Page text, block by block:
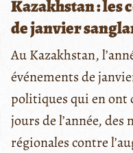
Kazakhstan : les
de janvier
Au Kazakhstan,
événements de
politiques qui en ont
jours de l’année,
régionales contre